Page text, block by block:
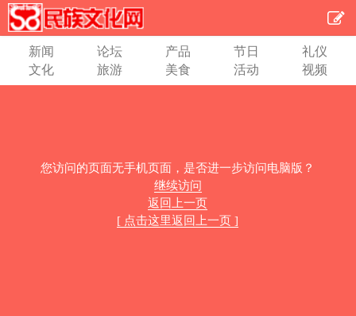
新闻 论坛 产品 节日
礼仪
文化
旅游 美食 活动 视频
您访问的页面无手机页面，是否进一步访问电脑版？
继续访问
返回上一页
[ 点击这里返回上一页 ]